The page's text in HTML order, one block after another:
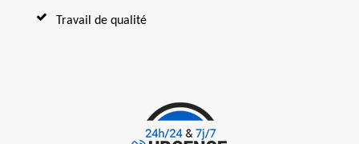
Travail de qualité